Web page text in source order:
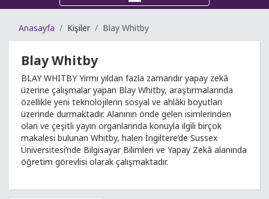
Anasayfa Kişiler Blay Whitby
Blay Whitby
BLAY WHITBY Yirmi yıldan fazla zamandır yapay zekâ
üzerine çalışmalar yapan Blay Whitby, araştırmalarında
özellikle yeni teknolojilerin sosyal ve ahlâki boyutları
üzerinde durmaktadır. Alanının önde gelen isimlerinden
olan ve çeşitli yayın organlarında konuyla ilgili birçok
makalesi bulunan Whitby, halen İngiltere’de Sussex
Üniversitesi’nde Bilgisayar Bilimleri ve Yapay Zekâ alanında
öğretim görevlisi olarak çalışmaktadır.